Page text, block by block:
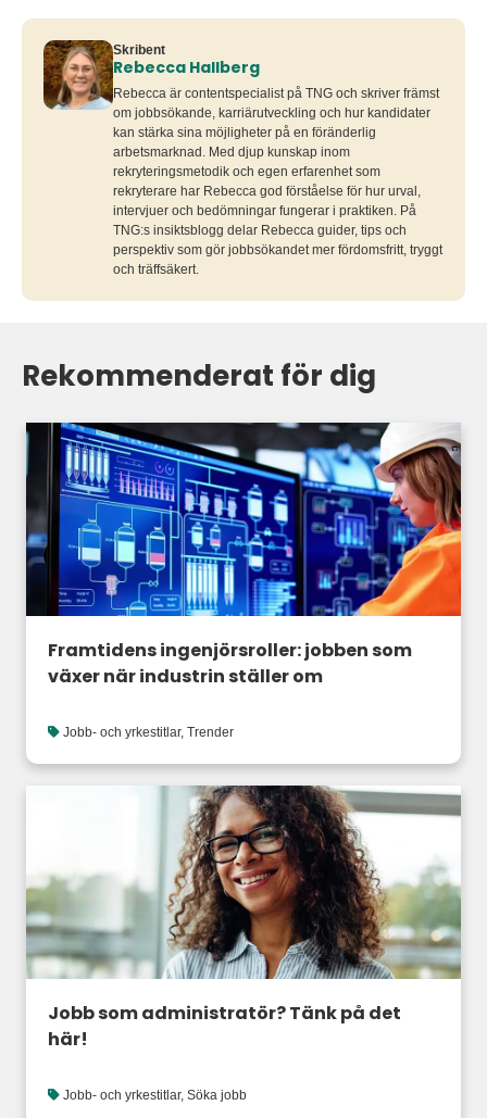
Skribent
Rebecca Hallberg
Rebecca är contentspecialist på TNG och skriver främst
om jobbsökande, karriärutveckling och hur kandidater
kan stärka sina möjligheter på en föränderlig
arbetsmarknad. Med djup kunskap inom
rekryteringsmetodik och egen erfarenhet som
rekryterare har Rebecca god förståelse för hur urval,
intervjuer och bedömningar fungerar i praktiken. På
TNG:s insiktsblogg delar Rebecca guider, tips och
perspektiv som gör jobbsökandet mer fördomsfritt, tryggt
och träffsäkert.
Rekommenderat för dig
Framtidens ingenjörsroller: jobben som
växer när industrin ställer om
Jobb- och yrkestitlar, Trender
Jobb som administratör? Tänk på det
här!
Jobb- och yrkestitlar, Söka jobb